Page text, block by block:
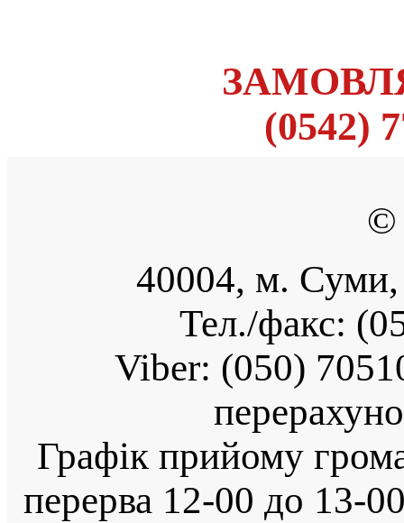
(0542)
©
40004, м. Суми,
Тел./факс:
Viber: (050)
Графік прийому
перерва 12-00 до 13-